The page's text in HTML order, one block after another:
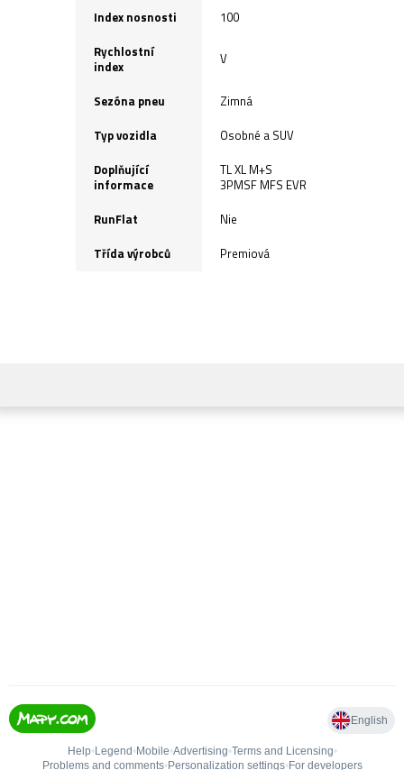
Index nosnosti
100
Rychlostní
index
V
Sezóna pneu
Zimná
Typ vozidla
Osobné a SUV
Doplňující
informace
TL XL M+S
3PMSF MFS EVR
RunFlat
Nie
Třída výrobců
Premiová